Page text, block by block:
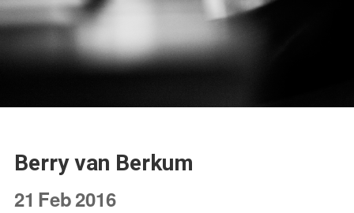
Berry van Berkum
21 Feb2016